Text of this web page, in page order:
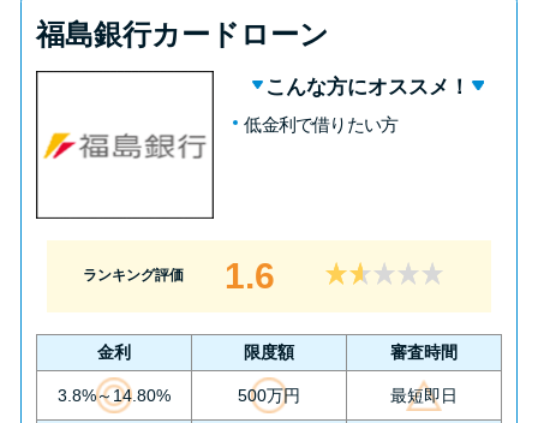
福島銀行カードローン
こんな方にオススメ！
低金利で借りたい方
ランキング評価 1.6
金利 限度額 審査時間
3.8%～14.80% 500万円 最短即日